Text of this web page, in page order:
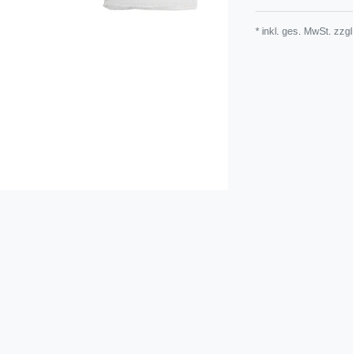
* inkl. ges. MwSt. zzgl.